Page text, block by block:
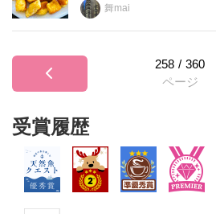
舞mai
258 / 360
ページ
受賞履歴